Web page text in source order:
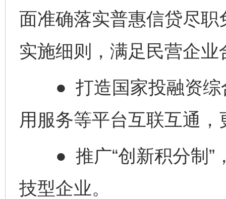
面准确落实普惠信贷尽
实施细则，满足民营企
● 打造国家投融资综
用服务等平台互联互通
● 推广“创新积分制”
技型企业。